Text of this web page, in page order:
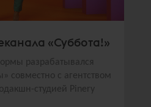
«Суббота!»
разрабатывался
совместно с агентством
студией Pinery